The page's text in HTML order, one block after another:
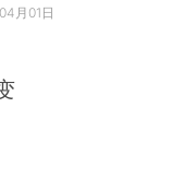
月01日